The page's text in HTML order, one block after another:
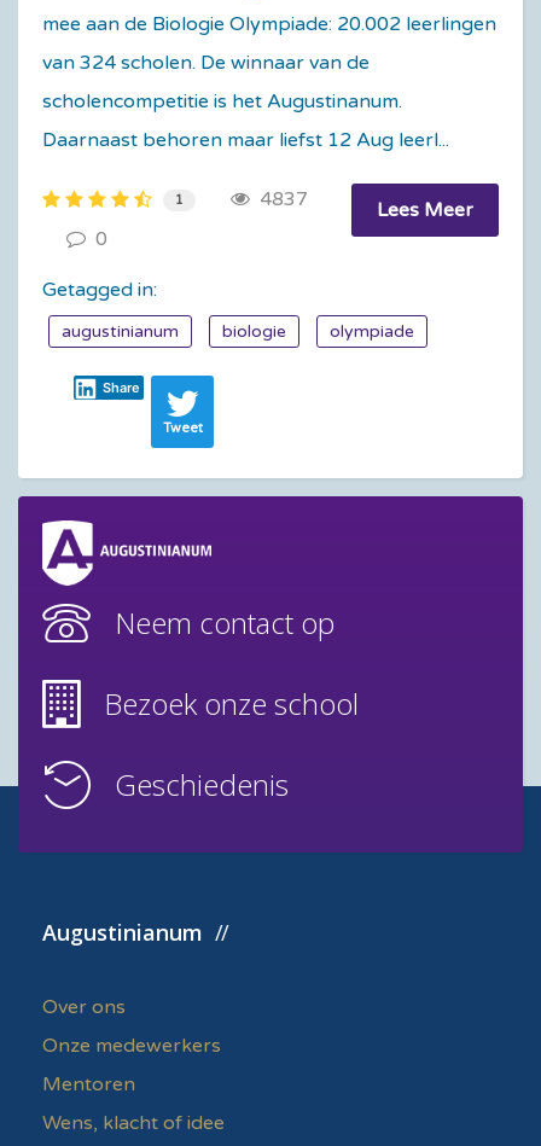
mee aan de Biologie Olympiade: 20.002 leerlingen
van 324 scholen. De winnaar van de
scholencompetitie is het Augustinanum.
Daarnaast behoren maar liefst 12 Aug leerl...
Lees Meer
1
4837
0
Getagged in:
augustinianum biologie olympiade
Share
Tweet
Neem contact op
Bezoek onze school
Geschiedenis
Augustinianum
Over ons
Onze medewerkers
Mentoren
Wens, klacht of idee